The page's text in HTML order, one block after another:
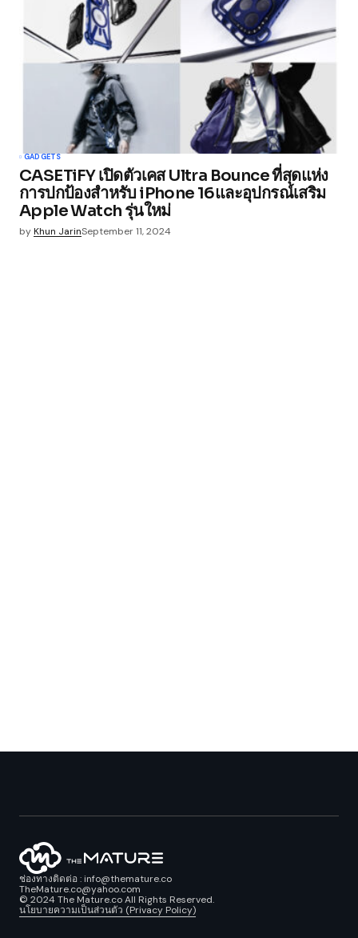
GADGETS
CASETiFY เปิดตัวเคส Ultra Bounce ที่สุดแห่ง
การปกป้องสำหรับ iPhone 16และอุปกรณ์เสริม
Apple Watch รุ่นใหม่
byKhun JarinSeptember 11, 2024
ช่องทางติดต่อ : info@themature.co
TheMature.co@yahoo.com
© 2024 The Mature.co All Rights Reserved.
นโยบายความเป็นส่วนตัว (Privacy Policy)